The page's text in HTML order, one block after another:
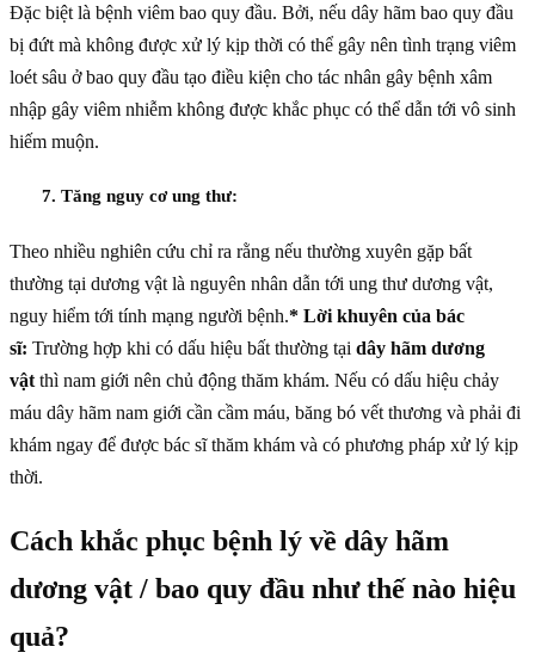
Đặc biệt là bệnh viêm bao quy đầu. Bởi, nếu dây hãm bao quy đầu
bị đứt mà không được xử lý kịp thời có thể gây nên tình trạng viêm
loét sâu ở bao quy đầu tạo điều kiện cho tác nhân gây bệnh xâm
nhập gây viêm nhiễm không được khắc phục có thể dẫn tới vô sinh
hiếm muộn.
7. Tăng nguy cơ ung thư:
Theo nhiều nghiên cứu chỉ ra rằng nếu thường xuyên gặp bất
thường tại dương vật là nguyên nhân dẫn tới ung thư dương vật,
nguy hiểm tới tính mạng người bệnh.* Lời khuyên của bác
sĩ: Trường hợp khi có dấu hiệu bất thường tại dây hãm dương
vật thì nam giới nên chủ động thăm khám. Nếu có dấu hiệu chảy
máu dây hãm nam giới cần cầm máu, băng bó vết thương và phải đi
khám ngay để được bác sĩ thăm khám và có phương pháp xử lý kịp
thời.
Cách khắc phục bệnh lý về dây hãm
dương vật / bao quy đầu như thế nào hiệu
quả?